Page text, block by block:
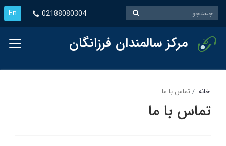
En 02188080304
مرکز سالمندان فرزانگان
خانه تماس با ما
تماس با ما